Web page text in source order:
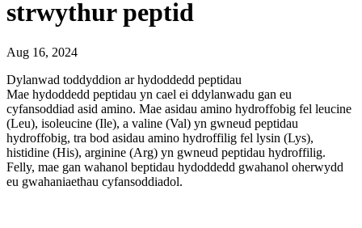
strwythur peptid
Aug 16, 2024
Dylanwad toddyddion ar hydoddedd peptidau
Mae hydoddedd peptidau yn cael ei ddylanwadu gan eu
cyfansoddiad asid amino. Mae asidau amino hydroffobig fel leucine
(Leu), isoleucine (Ile), a valine (Val) yn gwneud peptidau
hydroffobig, tra bod asidau amino hydroffilig fel lysin (Lys),
histidine (His), arginine (Arg) yn gwneud peptidau hydroffilig.
Felly, mae gan wahanol beptidau hydoddedd gwahanol oherwydd
eu gwahaniaethau cyfansoddiadol.